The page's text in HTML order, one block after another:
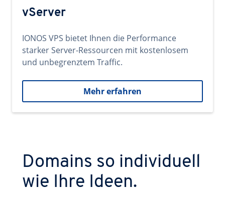
vServer
IONOS VPS bietet Ihnen die Performance
starker Server-Ressourcen mit kostenlosem
und unbegrenztem Traffic.
Mehr erfahren
Domains so individuell
wie Ihre Ideen.